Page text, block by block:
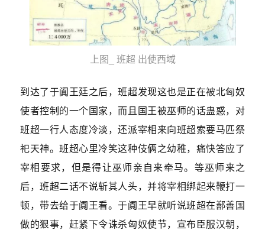
上图_ 班超 出使西域
到达了于阗王廷之后，班超发现这也是正在被北匈奴
使者控制的一个国家，而且国王被巫师的话蛊惑，对
班超一行人态度冷淡，还派宰相来向班超索要马匹祭
祀天神。班超心里冷笑这种伎俩之幼稚，痛快答应了
宰相要求，但是得让巫师亲自来牵马。等巫师来之
后，班超二话不说斩其人头，并将宰相绑起来鞭打一
顿，带去给于阗王看。于阗王早就听说班超在鄯善国
做的狠事，赶紧下令诛杀匈奴使节，宣布臣服汉朝，